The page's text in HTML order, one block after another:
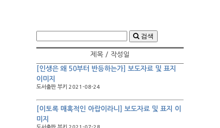
검색
제목 / 작성일
[인생은 왜 50부터 반등하는가] 보도자료 및 표지
이미지
도서출판 부키 2021-08-24
[이토록 매혹적인 아랍이라니] 보도자료 및 표지 이
미지